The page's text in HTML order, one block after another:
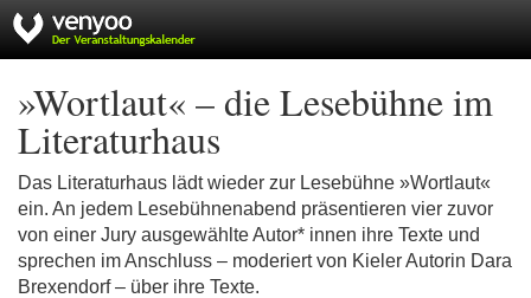
»Wortlaut« – die Lesebühne im
Literaturhaus
Das Literaturhaus lädt wieder zur Lesebühne »Wortlaut«
ein. An jedem Lesebühnenabend präsentieren vier zuvor
von einer Jury ausgewählte Autor* innen ihre Texte und
sprechen im Anschluss – moderiert von Kieler Autorin Dara
Brexendorf – über ihre Texte.